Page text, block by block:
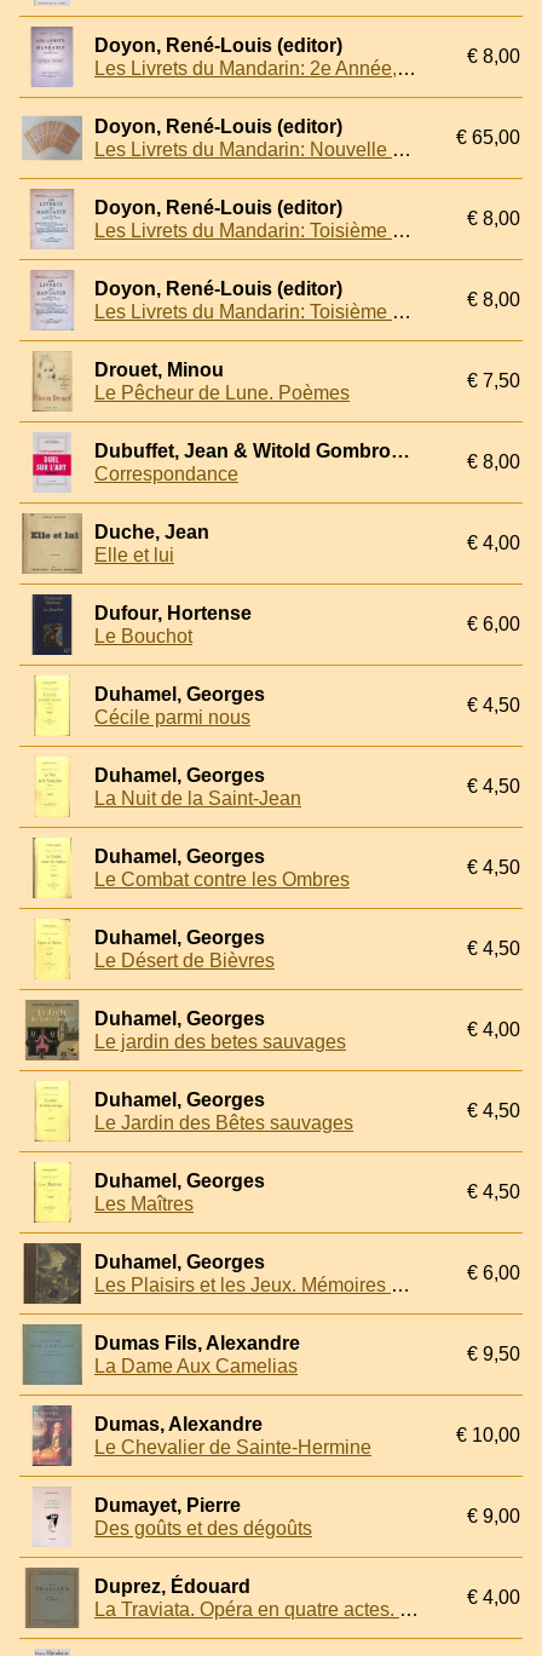
Doyon, René-Louis (editor)
Les Livrets du Mandarin: 2e Année, No. 8: Mars 1924
€ 8,00
Doyon, René-Louis (editor)
Les Livrets du Mandarin: Nouvelle Série: 1931 (9 volumes)
€ 65,00
Doyon, René-Louis (editor)
Les Livrets du Mandarin: Toisième Série, No. 1: Mai 1932
€ 8,00
Doyon, René-Louis (editor)
Les Livrets du Mandarin: Toisième Série, No. 1: Mai 1932
€ 8,00
Drouet, Minou
Le Pêcheur de Lune. Poèmes
€ 7,50
Dubuffet, Jean & Witold Gombrowicz
Correspondance
€ 8,00
Duche, Jean
Elle et lui
€ 4,00
Dufour, Hortense
Le Bouchot
€ 6,00
Duhamel, Georges
Cécile parmi nous
€ 4,50
Duhamel, Georges
La Nuit de la Saint-Jean
€ 4,50
Duhamel, Georges
Le Combat contre les Ombres
€ 4,50
Duhamel, Georges
Le Désert de Bièvres
€ 4,50
Duhamel, Georges
Le jardin des betes sauvages
€ 4,00
Duhamel, Georges
Le Jardin des Bêtes sauvages
€ 4,50
Duhamel, Georges
Les Maîtres
€ 4,50
Duhamel, Georges
Les Plaisirs et les Jeux. Mémoires du cuib et du tioup
€ 6,00
Dumas Fils, Alexandre
La Dame Aux Camelias
€ 9,50
Dumas, Alexandre
Le Chevalier de Sainte-Hermine
€ 10,00
Dumayet, Pierre
Des goûts et des dégoûts
€ 9,00
Duprez, Édouard
La Traviata. Opéra en quatre actes. Musique de G. Verdi
€ 4,00